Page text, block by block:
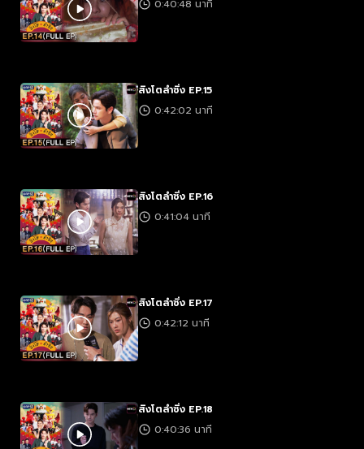
0:40:48 นาที
สิงโตลำซิ่ง EP.15
0:42:02 นาที
สิงโตลำซิ่ง EP.16
0:41:04 นาที
สิงโตลำซิ่ง EP.17
0:42:12 นาที
สิงโตลำซิ่ง EP.18
0:40:36 นาที